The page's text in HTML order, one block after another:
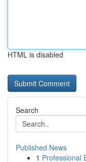
HTML is disabled
Search
Published News
1 Professional